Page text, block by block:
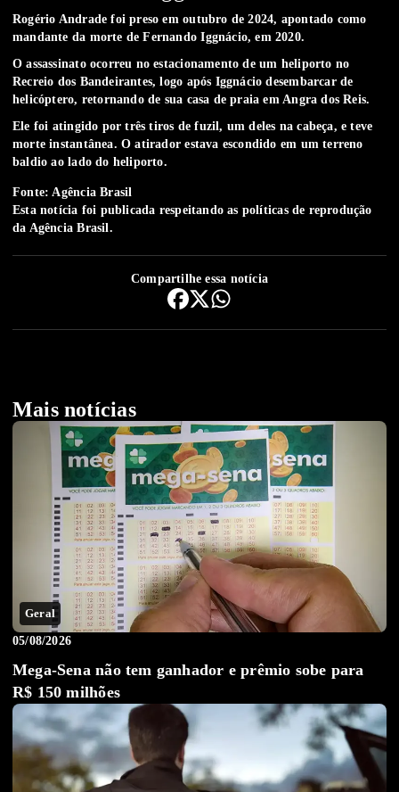
Rogério Andrade foi preso em outubro de 2024, apontado como
mandante da morte de Fernando Iggnácio, em 2020.
O assassinato ocorreu no estacionamento de um heliporto no
Recreio dos Bandeirantes, logo após Iggnácio desembarcar de
helicóptero, retornando de sua casa de praia em Angra dos Reis.
Ele foi atingido por três tiros de fuzil, um deles na cabeça, e teve
morte instantânea. O atirador estava escondido em um terreno
baldio ao lado do heliporto.
Fonte: Agência Brasil
Esta notícia foi publicada respeitando as políticas de reprodução
da Agência Brasil.
Compartilhe essa notícia
Mais notícias
Geral
05/08/2026
Mega-Sena não tem ganhador e prêmio sobe para
R$ 150 milhões